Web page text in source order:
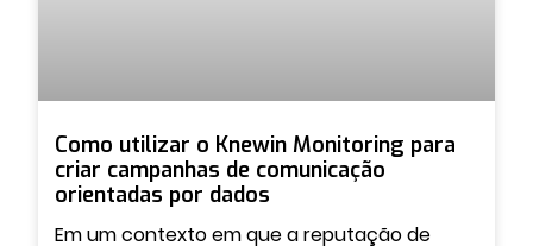
Como utilizar o Knewin Monitoring para
criar campanhas de comunicação
orientadas por dados
Em um contexto em que a reputação de